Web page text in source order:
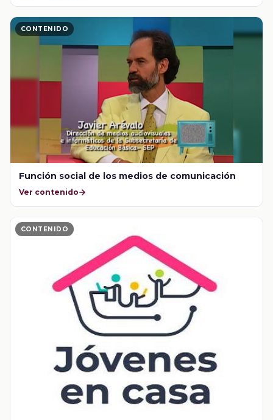
CONTENIDO
Función social de los medios de comunicación
Ver contenido
CONTENIDO